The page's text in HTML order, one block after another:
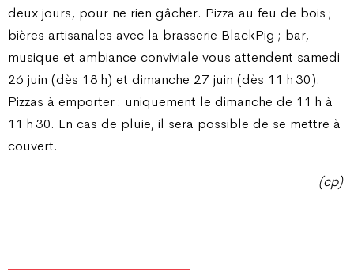
deux jours, pour ne rien gâcher. Pizza au feu de bois ;
bières artisanales avec la brasserie BlackPig ; bar,
musique et ambiance conviviale vous attendent samedi
26 juin (dès 18 h) et dimanche 27 juin (dès 11 h 30).
Pizzas à emporter : uniquement le dimanche de 11 h à
11 h 30. En cas de pluie, il sera possible de se mettre à
couvert.
(cp)